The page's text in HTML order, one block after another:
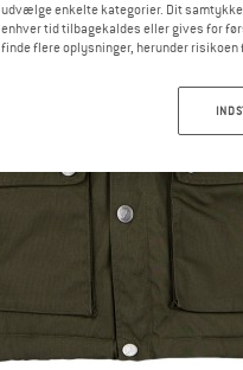
udvælge enkelte kategorier. Dit
enhver tid tilbagekaldes eller gives for
finde flere oplysninger, herunder